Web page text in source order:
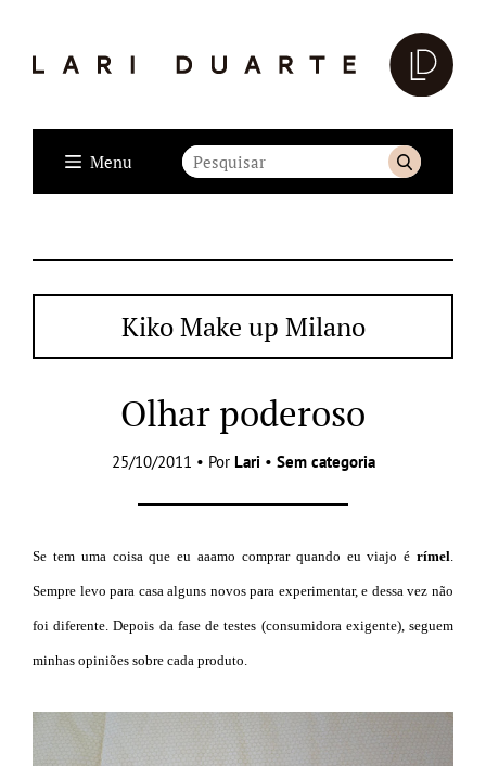
Menu
Kiko Make up Milano
Olhar poderoso
25/10/2011 • Por Lari • Sem categoria
Se tem uma coisa que eu aaamo comprar quando eu viajo é rímel
Sempre levo para casa alguns novos para experimentar, e dessa vez não
foi diferente. Depois da fase de testes (consumidora exigente), seguem
minhas opiniões sobre cada produto.